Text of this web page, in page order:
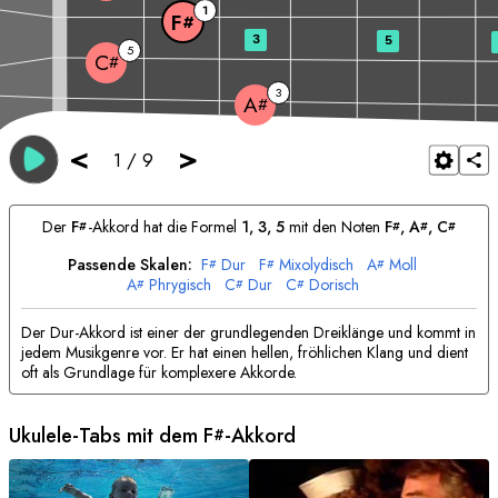
< 1 / 9 >
A# 3
C# 5
F# 1
3 5
Der F#-Akkord hat die Formel 1, 3, 5mit den Noten F#, A#, C#
Passende Skalen: F# Dur F# Mixolydisch A# Moll
A# Phrygisch C# Dur C# Dorisch
Der Dur-Akkord ist einer der grundlegenden Dreiklänge und kommt in
jedem Musikgenre vor. Er hat einen hellen, fröhlichen Klang und dient
oft als Grundlage für komplexere Akkorde.
Ukulele-Tabs mit dem F#-Akkord